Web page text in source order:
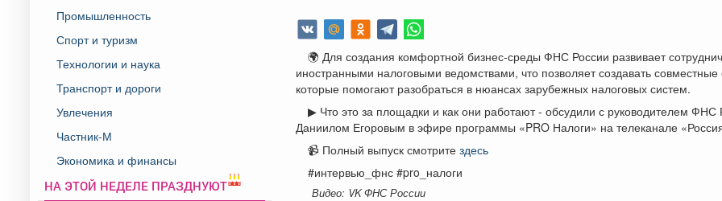
Промышленность
Спорт и туризм
Технологии и наука
Транспорт и дороги
Увлечения
Частник-М
Экономика и финансы
НА ЭТОЙ НЕДЕЛЕ ПРАЗДНУЮТ
🌍 Для создания комфортной бизнес-среды ФНС России развивает
иностранными налоговыми ведомствами, что позволяет создавать совместные
которые помогают разобраться в нюансах зарубежных налоговых систем.
▶ Что это за площадки и как они работают - обсудили с руководителем ФНС
Даниилом Егоровым в эфире программы «PRO Налоги» на телеканале
📹 Полный выпуск смотрите здесь
#интервью_фнс #pro_налоги
Видео: VK ФНС России